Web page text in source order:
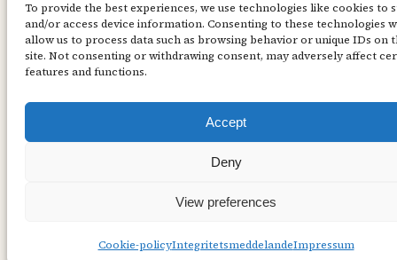
To provide the best experiences, we use technologies like cookies to
and/or access device information. Consenting to these technologies
allow us to process data such as browsing behavior or unique IDs on
site. Not consenting or withdrawing consent, may adversely affect
features and functions.
Accept
Deny
View preferences
Cookie-policyIntegritetsmeddelandeImpressum